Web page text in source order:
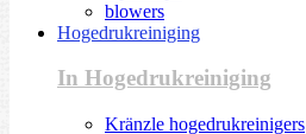
blowers
Hogedrukreiniging
In Hogedrukreiniging
Kränzle hogedrukreinigers